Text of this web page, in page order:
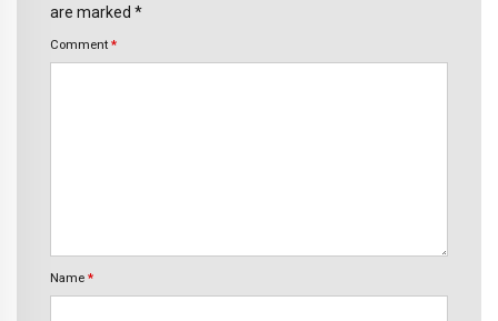
are marked *
Comment *
Name *